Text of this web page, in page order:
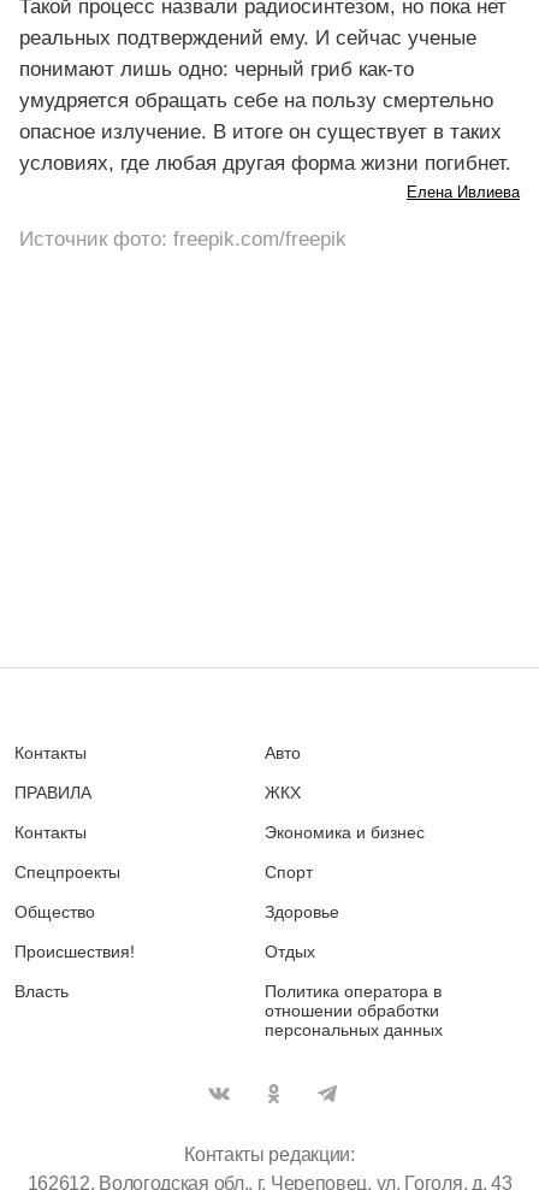
Такой процесс назвали радиосинтезом, но пока нет
реальных подтверждений ему. И сейчас ученые
понимают лишь одно: черный гриб как-то
умудряется обращать себе на пользу смертельно
опасное излучение. В итоге он существует в таких
условиях, где любая другая форма жизни погибнет.
Елена Ивлиева
Источник фото: freepik.com/freepik
Контакты
ПРАВИЛА
Контакты
Спецпроекты
Общество
Происшествия!
Власть
Авто
ЖКХ
Экономика и бизнес
Спорт
Здоровье
Отдых
Политика оператора в
отношении обработки
персональных данных
Контакты редакции:
162612, Вологодская обл., г. Череповец, ул. Гоголя, д. 43